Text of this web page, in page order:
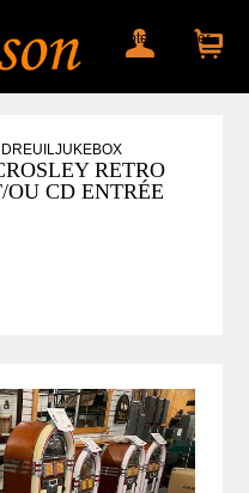
Mon compteMon panier
RETRO
CD ENTRÉE